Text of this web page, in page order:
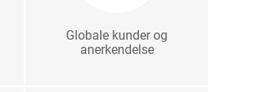
Globale kunder og
anerkendelse